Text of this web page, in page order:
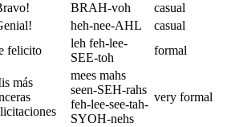
BRAH-voh
casual
heh-nee-AHL
casual
felicito
leh feh-lee-
SEE-toh
formal
más
mees mahs
seen-SEH-rahs
feh-lee-see-tah-
SYOH-nehs
very formal